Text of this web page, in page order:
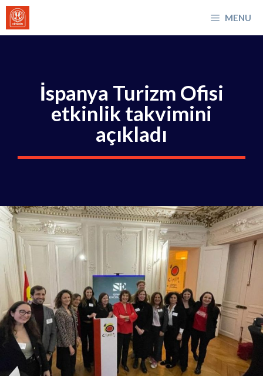
İçeriğe
atla
MENU
İspanya Turizm Ofisi
etkinlik takvimini
açıkladı